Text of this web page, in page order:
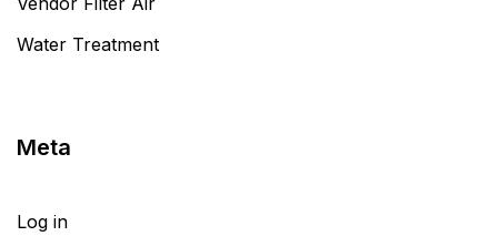
Water Treatment
Meta
Log in